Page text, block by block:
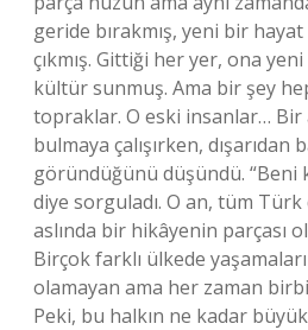
geride bırakmış, yeni bir
çıkmış. Gittiği her yer, ona
kültür sunmuş. Ama bir şey
topraklar. O eski insanlar… Bir
bulmaya çalışırken, dışarıdan
göründüğünü düşündü. “Beni
diye sorguladı. O an, tüm Türk
aslında bir hikâyenin parçası
Birçok farklı ülkede
olamayan ama her zaman
Peki, bu halkın ne kadar